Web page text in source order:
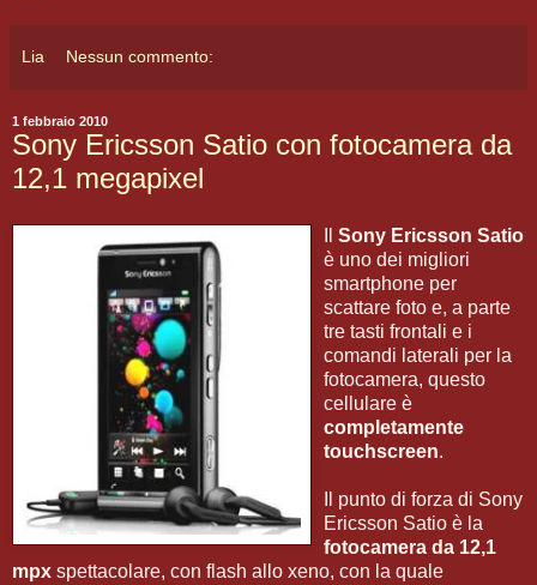
Lia Nessun commento:
1 febbraio 2010
Sony Ericsson Satio con fotocamera da
12,1 megapixel
Sony Ericsson Satio
è uno dei migliori
smartphone per
scattare foto e, a parte
tre tasti frontali e i
comandi laterali per la
fotocamera, questo
cellulare è
completamente
touchscreen.
Il punto di forza di Sony
Ericsson Satio è la
fotocamera da 12,1
mpx spettacolare, con flash allo xeno, con la quale